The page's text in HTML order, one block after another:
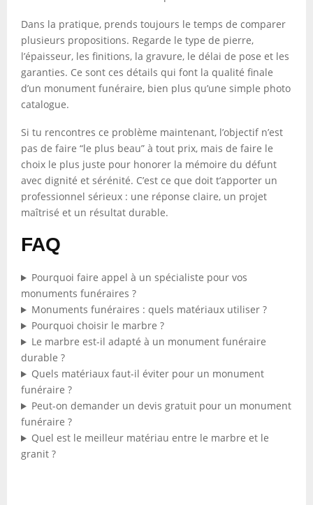
Dans la pratique, prends toujours le temps de comparer
plusieurs propositions. Regarde le type de pierre,
l’épaisseur, les finitions, la gravure, le délai de pose et les
garanties. Ce sont ces détails qui font la qualité finale
d’un monument funéraire, bien plus qu’une simple photo
catalogue.
Si tu rencontres ce problème maintenant, l’objectif n’est
pas de faire “le plus beau” à tout prix, mais de faire le
choix le plus juste pour honorer la mémoire du défunt
avec dignité et sérénité. C’est ce que doit t’apporter un
professionnel sérieux : une réponse claire, un projet
maîtrisé et un résultat durable.
FAQ
Pourquoi faire appel à un spécialiste pour vos
monuments funéraires ?
Monuments funéraires : quels matériaux utiliser ?
Pourquoi choisir le marbre ?
Le marbre est-il adapté à un monument funéraire
durable ?
Quels matériaux faut-il éviter pour un monument
funéraire ?
Peut-on demander un devis gratuit pour un monument
funéraire ?
Quel est le meilleur matériau entre le marbre et le
granit ?